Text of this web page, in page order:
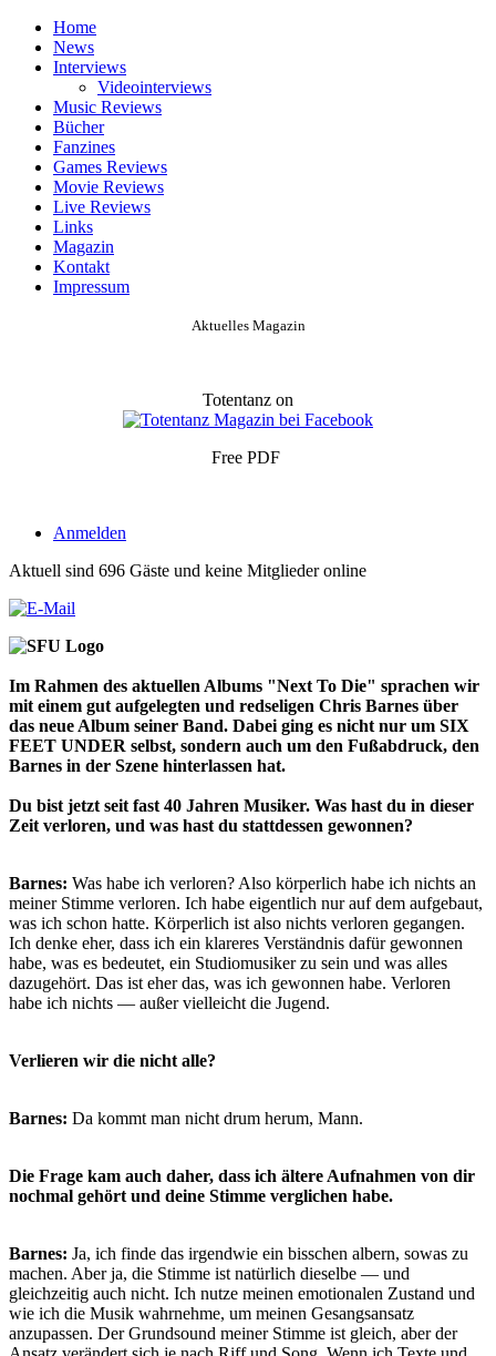
Home
News
Interviews
Videointerviews
Music Reviews
Bücher
Fanzines
Games Reviews
Movie Reviews
Live Reviews
Links
Magazin
Kontakt
Impressum
Aktuelles Magazin
Totentanz on
Free PDF
Anmelden
Aktuell sind 696 Gäste und keine Mitglieder online
Im Rahmen des aktuellen Albums "Next To Die" sprachen wir
mit einem gut aufgelegten und redseligen Chris Barnes über
das neue Album seiner Band. Dabei ging es nicht nur um SIX
FEET UNDER selbst, sondern auch um den Fußabdruck, den
Barnes in der Szene hinterlassen hat.
Du bist jetzt seit fast 40 Jahren Musiker. Was hast du in dieser
Zeit verloren, und was hast du stattdessen gewonnen?
Barnes: Was habe ich verloren? Also körperlich habe ich nichts an
meiner Stimme verloren. Ich habe eigentlich nur auf dem aufgebaut,
was ich schon hatte. Körperlich ist also nichts verloren gegangen.
Ich denke eher, dass ich ein klareres Verständnis dafür gewonnen
habe, was es bedeutet, ein Studiomusiker zu sein und was alles
dazugehört. Das ist eher das, was ich gewonnen habe. Verloren
habe ich nichts — außer vielleicht die Jugend.
Verlieren wir die nicht alle?
Barnes: Da kommt man nicht drum herum, Mann.
Die Frage kam auch daher, dass ich ältere Aufnahmen von dir
nochmal gehört und deine Stimme verglichen habe.
Barnes: Ja, ich finde das irgendwie ein bisschen albern, sowas zu
machen. Aber ja, die Stimme ist natürlich dieselbe — und
gleichzeitig auch nicht. Ich nutze meinen emotionalen Zustand und
wie ich die Musik wahrnehme, um meinen Gesangsansatz
anzupassen. Der Grundsound meiner Stimme ist gleich, aber der